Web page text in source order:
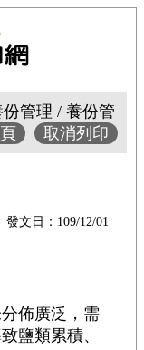
管理 / 養份管
取消列印
發文日：109/12/01
佈廣泛，需
鹽類累積、